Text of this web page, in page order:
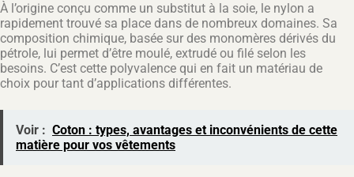
À l’origine conçu comme un substitut à la soie, le nylon a
rapidement trouvé sa place dans de nombreux domaines. Sa
composition chimique, basée sur des monomères dérivés du
pétrole, lui permet d’être moulé, extrudé ou filé selon les
besoins. C’est cette polyvalence qui en fait un matériau de
choix pour tant d’applications différentes.
Voir : Coton : types, avantages et inconvénients de cette
matière pour vos vêtements